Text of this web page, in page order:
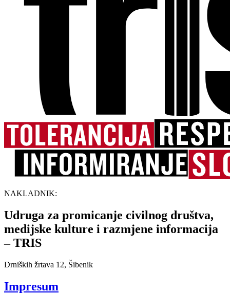
NAKLADNIK:
Udruga za promicanje civilnog društva,
medijske kulture i razmjene informacija
– TRIS
Drniških žrtava 12, Šibenik
Impresum